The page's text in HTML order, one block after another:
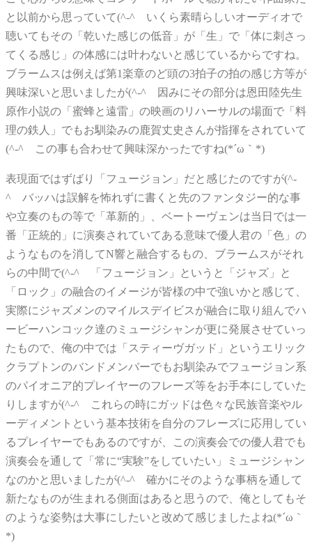
と以前から思っていて(^-^ゞいくら素晴らしいオーディオで
聴いてもその「乾いた感じの低音」が「生」で「体に刺さっ
てくる感じ」の体感には叶わないと感じているからですね。
ブラームスは例えば第1楽章のど頭の3拍子の拍の感じ方等が
興味深いと思いましたが(^-^ゞ因みにその部分は恩田陸先生
原作小説の「蜜蜂と遠雷」の映画のリハーサルの場面で「料
理の鉄人」でもお馴染みの鹿賀丈史さんが指揮をされていて
(^-^ゞこの事も合わせて興味深かったですね(*´ω｀*)
表現面ではずばり「フュージョン」だと感じたのですが(^-
^ゞバッハは誤解を怖れずに書くと先のファンタジー的な事
や立奏のもの等で「革新的」、ベートーヴェンは当日では一
番「正統的」に演奏されていてある意味で優人君の「色」の
ようなものを消してN響と融合するもの、ブラームスがそれ
らの中間で(^-^ゞ「フュージョン」というと「ジャズ」と
「ロック」の融合のイメージが皆様の中で強いかと感じて、
実際にジャズメンのマイルスデイビスが融合に取り組んでハ
ービーハンコック達のミュージシャンが更に発展させていっ
たもので、俺の中では「スティーヴガッド」というエリック
クラプトンのバンドメンバーでもお馴染みでフュージョン系
のパイオニア的プレイヤーのフレーズ等をお手本にしていた
りしますが(^-^ゞこれらの時にガッドは色々な民族音楽やル
ーディメントという基本技術を自分のフレーズに応用してい
るプレイヤーでもあるのですが、この演奏会での優人君でも
演奏会を通して「常に“実験”をしていたい」ミュージシャン
なのかと思いましたが(^-^ゞ確かにそのような事柄を通して
新たなものが生まれる側面はあると思うので、俺としてもそ
のような姿勢は大事にしたいと改めて感じましたよね(*´ω｀
*)